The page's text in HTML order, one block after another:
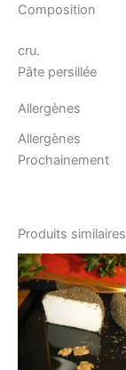
Composition
cru.
Pâte persillée
Allergènes
Allergènes
Prochainement
Produits similaires